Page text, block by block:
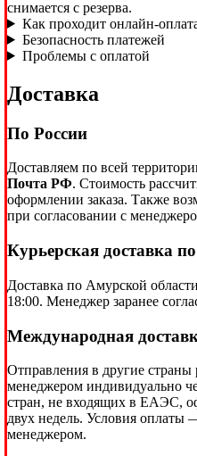
снимается с резерва.
Как проходит онлайн-
Безопасность платежей
Проблемы с оплатой
Доставка
По России
Доставляем по всей
Почта РФ. Стоимость
оформлении заказа. Также
при согласовании с
Курьерская доставка
Доставка по Амурской
18:00. Менеджер заранее
Международная
Отправления в другие
менеджером индивидуально
стран, не входящих в ЕАЭС,
двух недель. Условия оплаты
менеджером.